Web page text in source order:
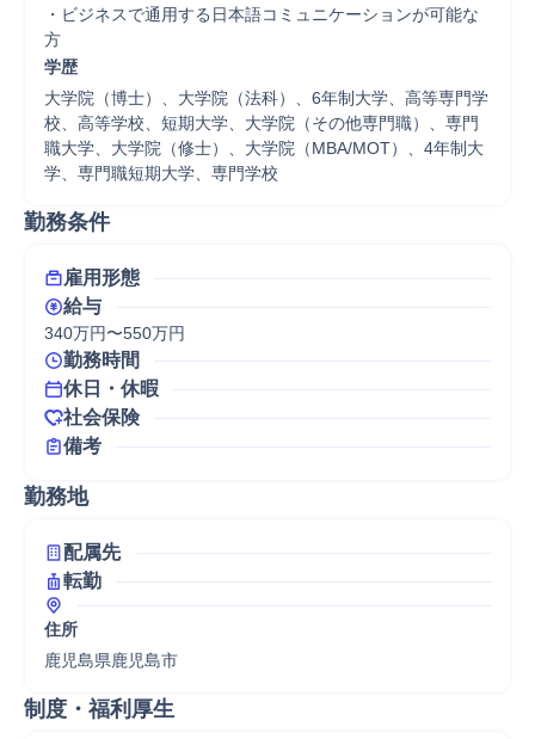
・ビジネスで通用する日本語コミュニケーションが可能な
方
学歴
大学院（博士）、大学院（法科）、6年制大学、高等専門学
校、高等学校、短期大学、大学院（その他専門職）、専門
職大学、大学院（修士）、大学院（MBA/MOT）、4年制大
学、専門職短期大学、専門学校
勤務条件
雇用形態
給与
340万円〜550万円
勤務時間
休日・休暇
社会保険
備考
勤務地
配属先
転勤
住所
鹿児島県鹿児島市
制度・福利厚生